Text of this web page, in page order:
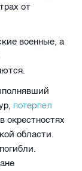
от
военные, а
потерпел
окрестностях
области.